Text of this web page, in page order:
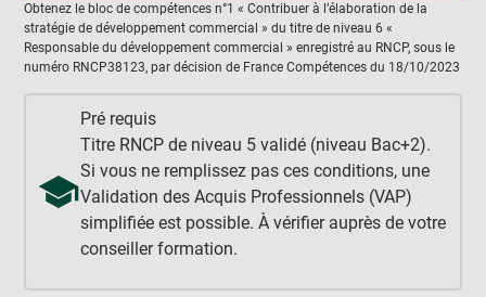
Obtenez le bloc de compétences n°1 « Contribuer à l’élaboration de la
stratégie de développement commercial » du titre de niveau 6 «
Responsable du développement commercial » enregistré au RNCP, sous le
numéro RNCP38123, par décision de France Compétences du 18/10/2023
Pré requis
Titre RNCP de niveau 5 validé (niveau Bac+2).
Si vous ne remplissez pas ces conditions, une
Validation des Acquis Professionnels (VAP)
simplifiée est possible. À vérifier auprès de votre
conseiller formation.